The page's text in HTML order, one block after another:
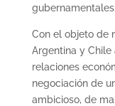
gubernamentales.
Con el objeto de
Argentina y
relaciones
negociación de
ambicioso, de